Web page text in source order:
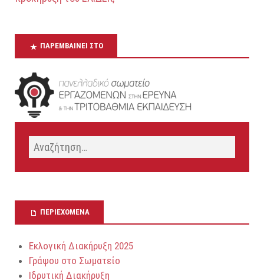
ΠΑΡΕΜΒΑΊΝΕΙ ΣΤΟ
ΠΕΡΙΕΧΌΜΕΝΑ
Εκλογική Διακήρυξη 2025
Γράψου στο Σωματείο
Ιδρυτική Διακήρυξη